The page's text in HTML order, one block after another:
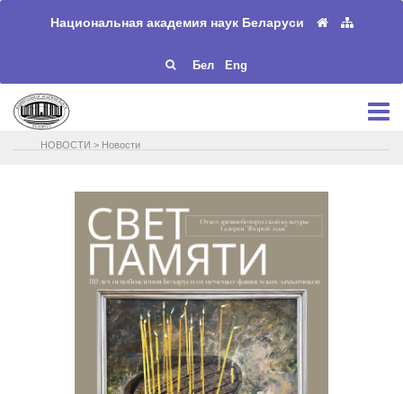
Национальная академия наук Беларуси
Бел Eng
НОВОСТИ > Новости